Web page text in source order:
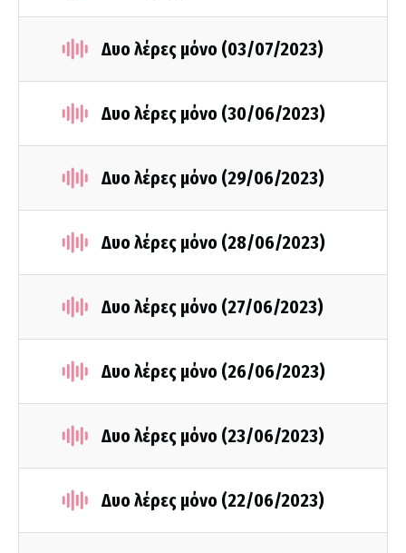
Δυο λέρες μόνο (03/07/2023)
Δυο λέρες μόνο (30/06/2023)
Δυο λέρες μόνο (29/06/2023)
Δυο λέρες μόνο (28/06/2023)
Δυο λέρες μόνο (27/06/2023)
Δυο λέρες μόνο (26/06/2023)
Δυο λέρες μόνο (23/06/2023)
Δυο λέρες μόνο (22/06/2023)